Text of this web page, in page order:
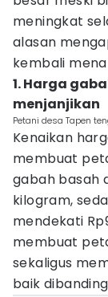
meningkat
alasan
kembali
1. Harga
menjanjikan
Petani desa Tapen
Kenaikan
membuat
gabah basah
kilogram,
mendekati
membuat
sekaligus
baik